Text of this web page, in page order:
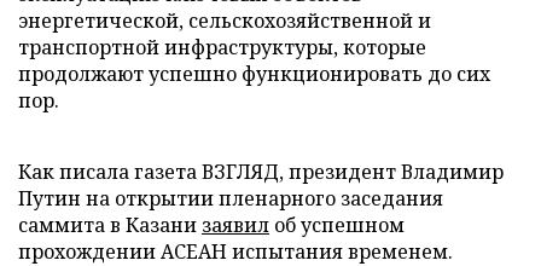
энергетической, сельскохозяйственной и
транспортной инфраструктуры, которые
продолжают успешно функционировать до сих
пор.
Как писала газета ВЗГЛЯД, президент Владимир
Путин на открытии пленарного заседания
саммита в Казани заявил об успешном
прохождении АСЕАН испытания временем.